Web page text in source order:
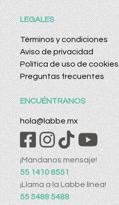
LEGALES
Términos y condiciones
Aviso de privacidad
Política de uso de cookies
Preguntas frecuentes
ENCUÉNTRANOS
hola@labbe.mx
¡Mándanos mensaje!
55 1410 8551
¡Llama a la Labbe línea!
55 5488 5488